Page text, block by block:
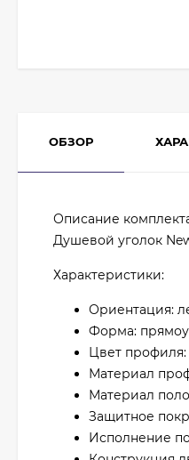
ОБЗОР
Описание
Душевой уголок
Характеристики:
Ориентация:
Форма:
Цвет профиля:
Материал
Материал
Защитное
Исполнение